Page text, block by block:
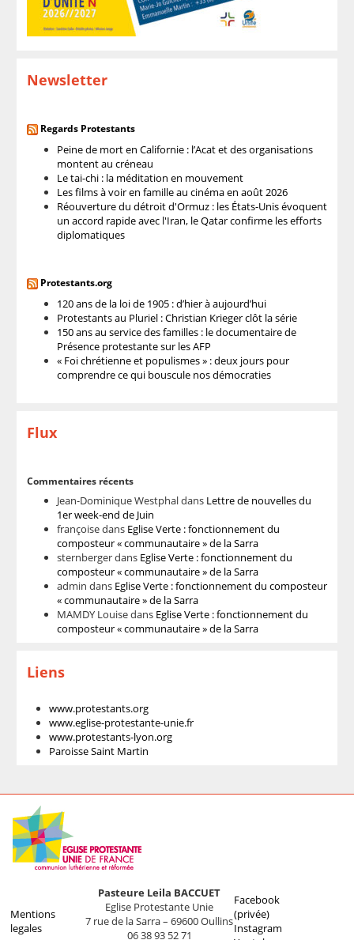
Newsletter
Regards Protestants
Peine de mort en Californie : l’Acat et des organisations
montent au créneau
Le tai-chi : la méditation en mouvement
Les films à voir en famille au cinéma en août 2026
Réouverture du détroit d'Ormuz : les États-Unis évoquent
un accord rapide avec l'Iran, le Qatar confirme les efforts
diplomatiques
Protestants.org
120 ans de la loi de 1905 : d’hier à aujourd’hui
Protestants au Pluriel : Christian Krieger clôt la série
150 ans au service des familles : le documentaire de
Présence protestante sur les AFP
« Foi chrétienne et populismes » : deux jours pour
comprendre ce qui bouscule nos démocraties
Flux
Commentaires récents
Jean-Dominique Westphaldans Lettre de nouvelles du
1er week-end de Juin
françoisedans Eglise Verte : fonctionnement du
composteur « communautaire » de la Sarra
sternbergerdans Eglise Verte : fonctionnement du
composteur « communautaire » de la Sarra
admin dans Eglise Verte : fonctionnement du composteur
« communautaire » de la Sarra
MAMDY Louisedans Eglise Verte : fonctionnement du
composteur « communautaire » de la Sarra
Liens
www.protestants.org
www.eglise-protestante-unie.fr
www.protestants-lyon.org
Paroisse Saint Martin
Mentions
legales
Pasteure Leila BACCUET
Eglise Protestante Unie
7 rue de la Sarra – 69600 Oullins
06 38 93 52 71
Facebook
(privée)
Instagram